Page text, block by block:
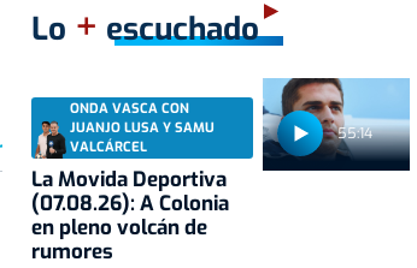
Lo + escuchado
55:14
ONDA VASCA CON
JUANJO LUSA Y SAMU
VALCÁRCEL
La Movida Deportiva
(07.08.26): A Colonia
en pleno volcán de
rumores